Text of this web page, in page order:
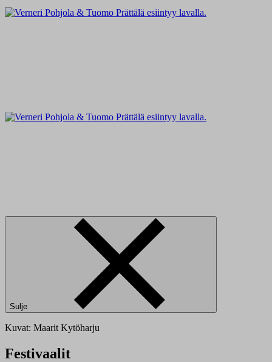
Sulje
Kuvat: Maarit Kytöharju
Festivaalit